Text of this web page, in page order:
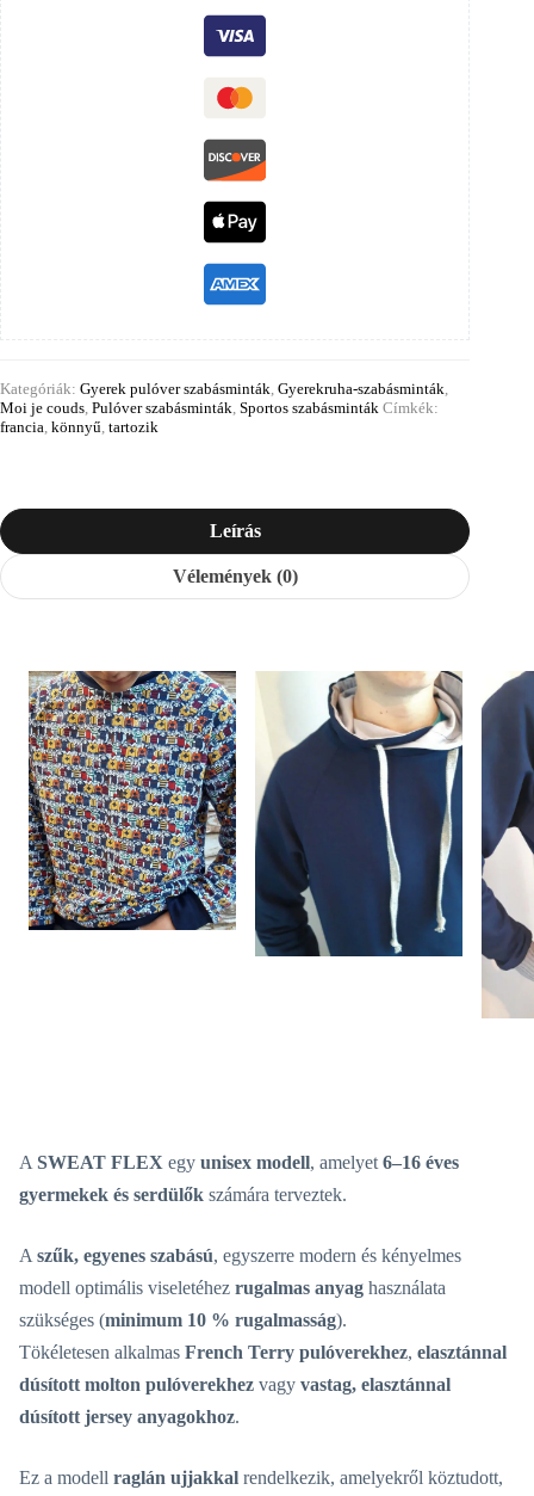
Kategóriák: Gyerek pulóver szabásminták Gyerekruha-szabásminták
Moi je couds Pulóver szabásminták Sportos szabásminták Címkék:
francia könnyű tartozik
Leírás
Vélemények (0)
A SWEAT FLEX egy unisex modell, amelyet 6–16 éves
gyermekek és serdülők számára terveztek.
A szűk, egyenes szabású, egyszerre modern és kényelmes
modell optimális viseletéhez rugalmas anyag használata
szükséges (minimum 10 % rugalmasság).
Tökéletesen alkalmas French Terry pulóverekhez, elasztánnal
dúsított molton pulóverekhez vagy vastag, elasztánnal
dúsított jersey anyagokhoz.
Ez a modell raglán ujjakkal rendelkezik, amelyekről köztudott,